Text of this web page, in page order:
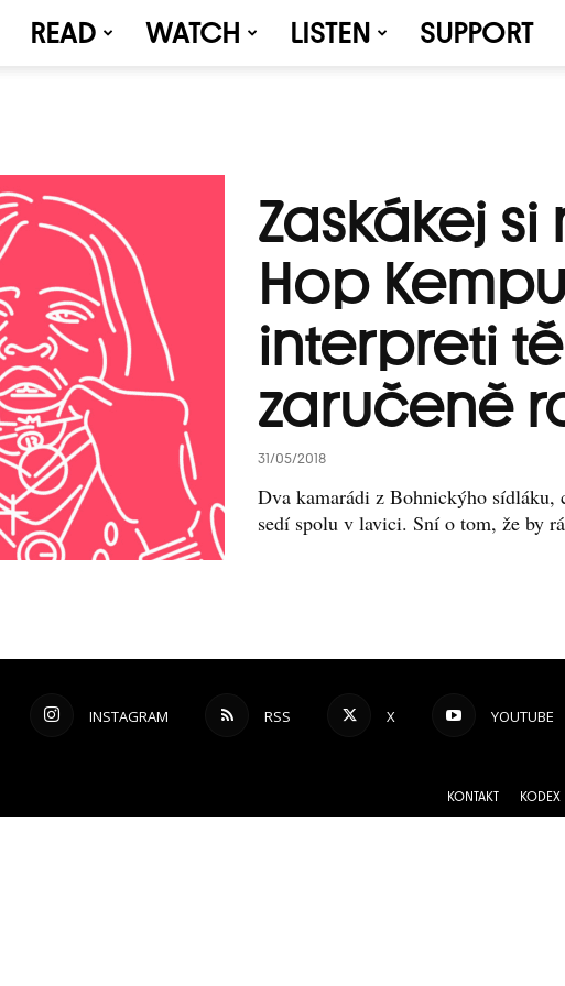
READ WATCH LISTEN SUPPORT
Zaskákej si
Hop
interpreti tě
zaručeně
31/05/2018
Dva kamarádi z Bohnickýho sídláku,
sedí spolu v lavici. Sní o tom, že by
INSTAGRAM RSS X YOUTUBE
KONTAKT KODEX